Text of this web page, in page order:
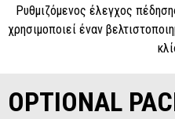
Ρυθμιζόμενος έλεγχος
χρησιμοποιεί έναν
OPTIONAL